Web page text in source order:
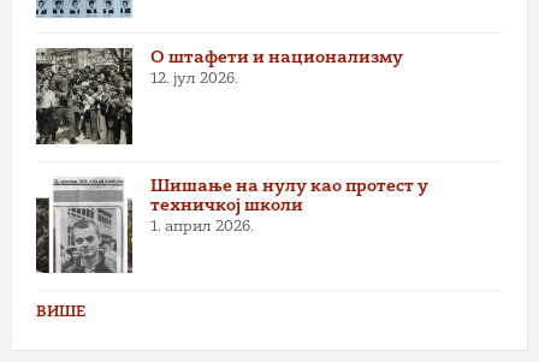
О штафети и национализму
12. јул 2026.
Шишање на нулу као протест у
техничкој школи
1. април 2026.
ВИШЕ